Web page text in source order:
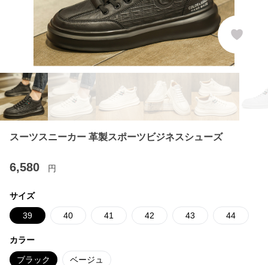
スーツスニーカー 革製スポーツビジネスシューズ
6,580 円
サイズ
39 40 41 42 43 44
カラー
ブラック ベージュ